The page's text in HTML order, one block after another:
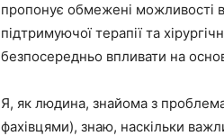
пропонує обмежені можливості
підтримуючої терапії та
безпосередньо впливати на
Я, як людина, знайома з
фахівцями), знаю, наскільки